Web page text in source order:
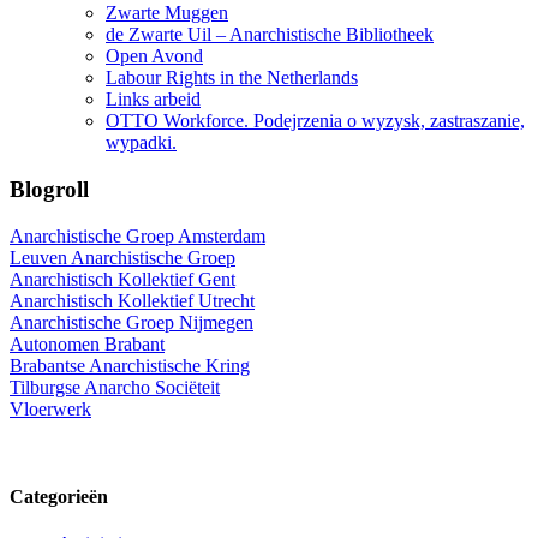
Zwarte Muggen
de Zwarte Uil – Anarchistische Bibliotheek
Open Avond
Labour Rights in the Netherlands
Links arbeid
OTTO Workforce. Podejrzenia o wyzysk, zastraszanie,
wypadki.
Blogroll
Anarchistische Groep Amsterdam
Leuven Anarchistische Groep
Anarchistisch Kollektief Gent
Anarchistisch Kollektief Utrecht
Anarchistische Groep Nijmegen
Autonomen Brabant
Brabantse Anarchistische Kring
Tilburgse Anarcho Sociëteit
Vloerwerk
Categorieën